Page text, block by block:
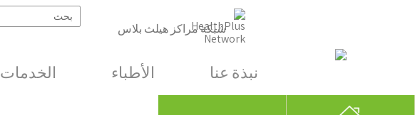
شبكة مراكز هيلث بلاس
نبذة عنا الأطباء الخدمات